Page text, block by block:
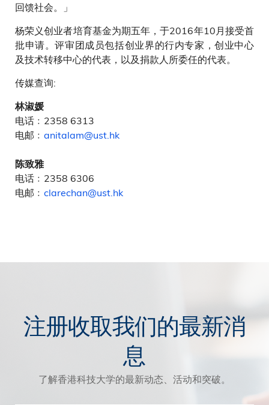
回馈社会。」
杨荣义创业者培育基金为期五年，于2016年10月接受首
批申请。评审团成员包括创业界的行内专家，创业中心
及技术转移中心的代表，以及捐款人所委任的代表。
传媒查询:
林淑媛
电话﹕2358 6313
电邮﹕ anitalam@ust.hk
陈致雅
电话﹕2358 6306
电邮﹕ clarechan@ust.hk
注册收取我们的最新消
息
了解香港科技大学的最新动态、活动和突破。